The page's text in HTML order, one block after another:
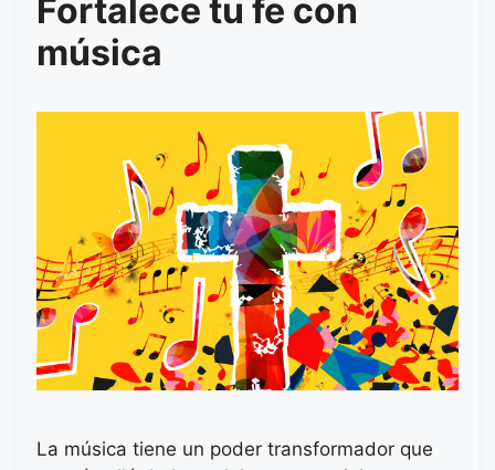
Fortalece tu fe con
música
La música tiene un poder transformador que